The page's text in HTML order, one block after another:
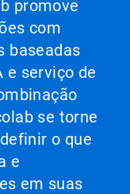
promove
com
baseadas
e serviço de
se torne
o que
e
em suas